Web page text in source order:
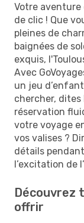
Votre aventure
de clic ! Que
pleines de
baignées de
exquis,
Avec
un jeu
chercher,
réservation
votre voyage
vos valises ?
détails
l’excitation de
Découvrez
offrir